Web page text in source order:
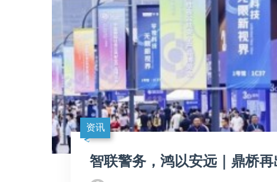
资讯
智联警务，鸿以安远｜鼎桥